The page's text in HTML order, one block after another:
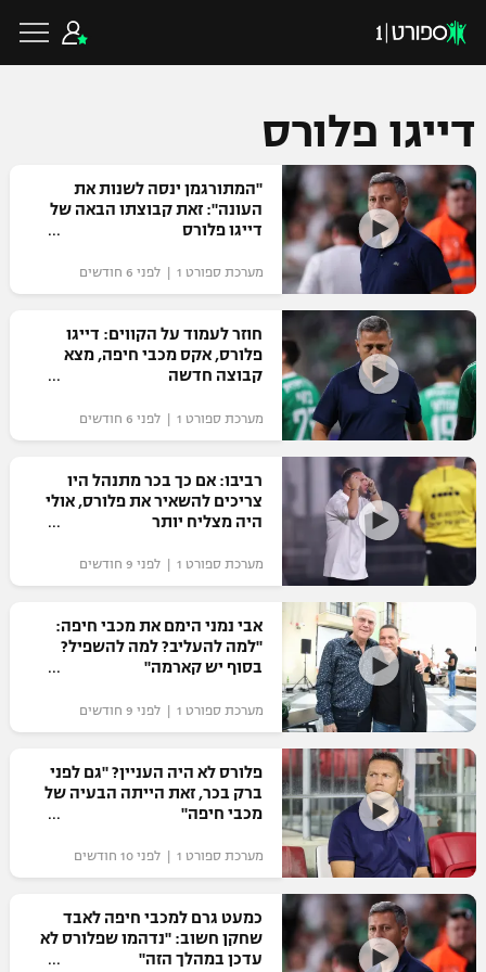
VOD
רץ ברשת
תוצאות
לוח שידורים
ברחבה
"מעל הליגה" – פודקאסט
כדורגל ישראלי
ליגת העל
גביע הטוטו
ליגיונרים
גביע המדינה
נבחרת ישראל
בית"ר ירושלים
מכבי תל אביב
הפועל תל אביב
הפועל חיפה
הפועל באר שבע
מכבי נתניה
בני יהודה
כדורגל עולמי
ליגת האלופות
ליגה אירופית
ליגה אנגלית
ליגה גרמנית
ליגה ספרדית
ליגה איטלקית
ליגה צרפתית
ליגה הולנדית
ליגה סינית
ליגה ברזילאית
ליגות נוספות
כדורסל ישראלי
ליגת ווינר סל
ליגה לאומית
כדורסל נשים
מכבי תל אביב
הפועל חולון
הפועל ירושלים
דני אבדיה
כדורסל עולמי
NBA
יורוליג
יורוקאפ
ענפים נוספים
טניס
כדורעף
שחייה
ג'ודו
אגרוף
ספורט אולימפי
UFC
היאבקות WWE
דייגו פלורס
"המתורגמן ינסה לשנות את
העונה": זאת קבוצתו הבאה של
דייגו פלורס
מערכת ספורט 1 | לפני 6 חודשים
חוזר לעמוד על הקווים: דייגו
פלורס, אקס מכבי חיפה, מצא
קבוצה חדשה
מערכת ספורט 1 | לפני 6 חודשים
רביבו: אם כך בכר מתנהל היו
צריכים להשאיר את פלורס, אולי
היה מצליח יותר
מערכת ספורט 1 | לפני 9 חודשים
אבי נמני הימם את מכבי חיפה:
"למה להעליב? למה להשפיל?
בסוף יש קארמה"
מערכת ספורט 1 | לפני 9 חודשים
פלורס לא היה העניין? "גם לפני
ברק בכר, זאת הייתה הבעיה של
מכבי חיפה"
מערכת ספורט 1 | לפני 10 חודשים
כמעט גרם למכבי חיפה לאבד
שחקן חשוב: "נדהמו שפלורס לא
עדכן במהלך הזה"